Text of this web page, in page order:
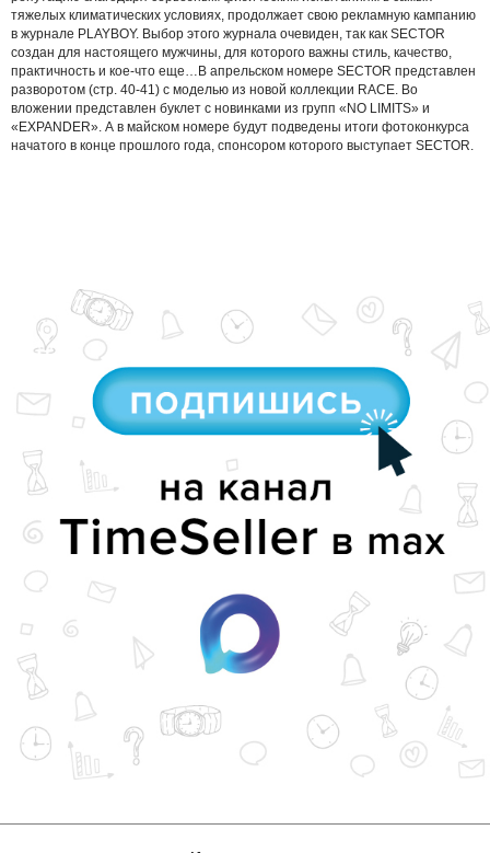
тяжелых климатических условиях, продолжает свою рекламную кампанию
в журнале PLAYBOY. Выбор этого журнала очевиден, так как SECTOR
создан для настоящего мужчины, для которого важны стиль, качество,
практичность и кое-что еще…В апрельском номере SECTOR представлен
разворотом (стр. 40-41) с моделью из новой коллекции RACE. Во
вложении представлен буклет с новинками из групп «NO LIMITS» и
«EXPANDER». А в майском номере будут подведены итоги фотоконкурса
начатого в конце прошлого года, спонсором которого выступает SECTOR.